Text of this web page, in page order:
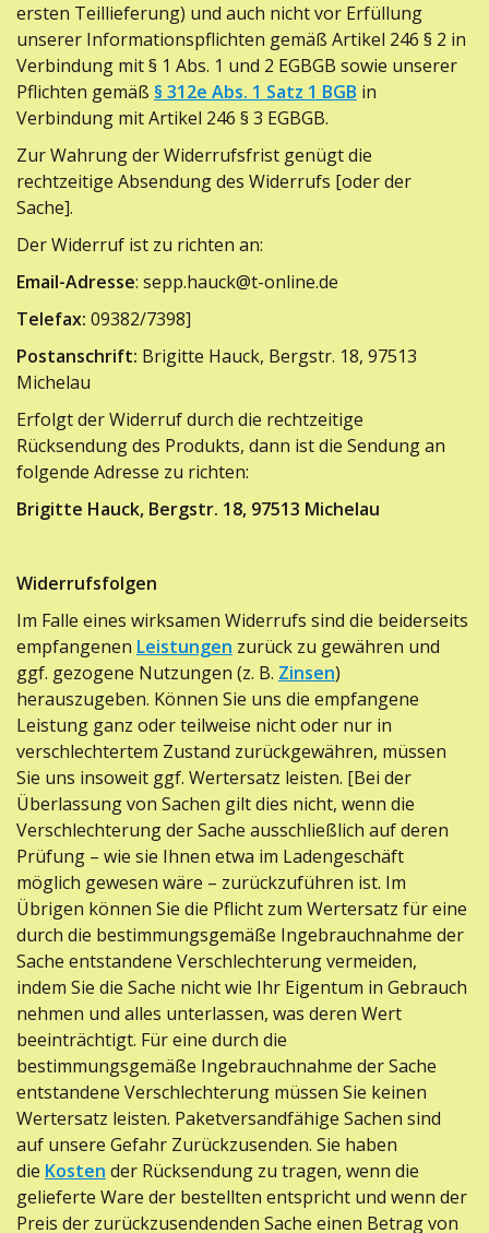
Bildergalerie
Kontakt
Datenschutz
ersten Teillieferung) und auch nicht vor Erfüllung
unserer Informationspflichten gemäß Artikel 246 § 2 in
Verbindung mit § 1 Abs. 1 und 2 EGBGB sowie unserer
Pflichten gemäß § 312e Abs. 1 Satz 1 BGB in
Verbindung mit Artikel 246 § 3 EGBGB.
Zur Wahrung der Widerrufsfrist genügt die
rechtzeitige Absendung des Widerrufs [oder der
Sache].
Der Widerruf ist zu richten an:
Email-Adresse: sepp.hauck@t-online.de
Telefax: 09382/7398]
Postanschrift: Brigitte Hauck, Bergstr. 18, 97513
Michelau
Erfolgt der Widerruf durch die rechtzeitige
Rücksendung des Produkts, dann ist die Sendung an
folgende Adresse zu richten:
Brigitte Hauck, Bergstr. 18, 97513 Michelau
Widerrufsfolgen
Im Falle eines wirksamen Widerrufs sind die beiderseits
empfangenen Leistungen zurück zu gewähren und
ggf. gezogene Nutzungen (z. B. Zinsen)
herauszugeben. Können Sie uns die empfangene
Leistung ganz oder teilweise nicht oder nur in
verschlechtertem Zustand zurückgewähren, müssen
Sie uns insoweit ggf. Wertersatz leisten. [Bei der
Überlassung von Sachen gilt dies nicht, wenn die
Verschlechterung der Sache ausschließlich auf deren
Prüfung – wie sie Ihnen etwa im Ladengeschäft
möglich gewesen wäre – zurückzuführen ist. Im
Übrigen können Sie die Pflicht zum Wertersatz für eine
durch die bestimmungsgemäße Ingebrauchnahme der
Sache entstandene Verschlechterung vermeiden,
indem Sie die Sache nicht wie Ihr Eigentum in Gebrauch
nehmen und alles unterlassen, was deren Wert
beeinträchtigt. Für eine durch die
bestimmungsgemäße Ingebrauchnahme der Sache
entstandene Verschlechterung müssen Sie keinen
Wertersatz leisten. Paketversandfähige Sachen sind
auf unsere Gefahr Zurückzusenden. Sie haben
die Kosten der Rücksendung zu tragen, wenn die
gelieferte Ware der bestellten entspricht und wenn der
Preis der zurückzusendenden Sache einen Betrag von